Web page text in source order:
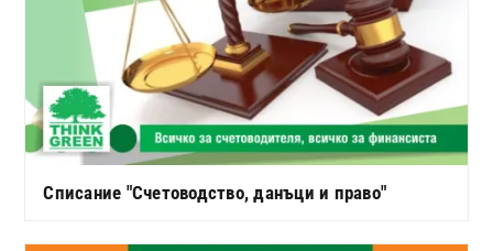
Списание "Счетоводство, данъци и право"